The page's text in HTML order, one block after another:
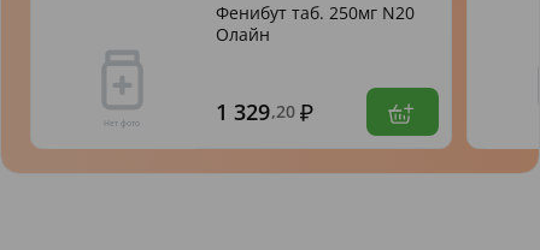
Фенибут таб. 250мг N20
Олайн
1 329,20